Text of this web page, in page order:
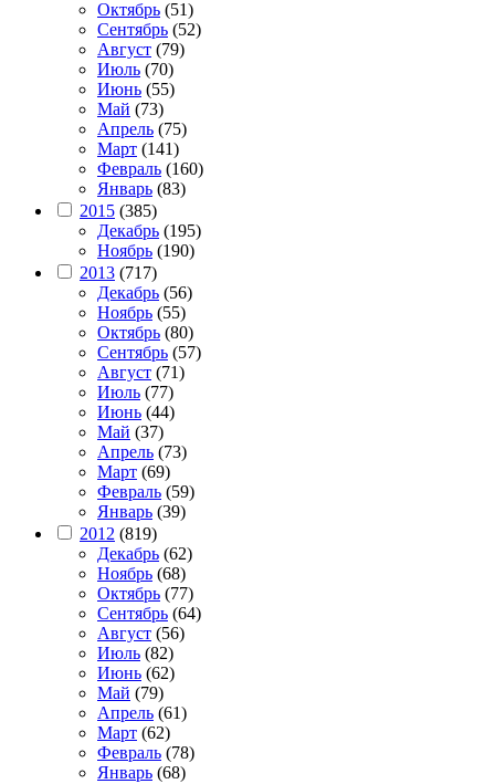
Октябрь (51)
Сентябрь (52)
Август (79)
Июль (70)
Июнь (55)
Май (73)
Апрель (75)
Март (141)
Февраль (160)
Январь (83)
2015 (385)
Декабрь (195)
Ноябрь (190)
2013 (717)
Декабрь (56)
Ноябрь (55)
Октябрь (80)
Сентябрь (57)
Август (71)
Июль (77)
Июнь (44)
Май (37)
Апрель (73)
Март (69)
Февраль (59)
Январь (39)
2012 (819)
Декабрь (62)
Ноябрь (68)
Октябрь (77)
Сентябрь (64)
Август (56)
Июль (82)
Июнь (62)
Май (79)
Апрель (61)
Март (62)
Февраль (78)
Январь (68)